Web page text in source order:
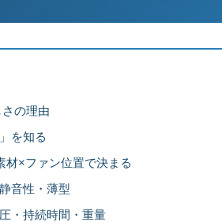
の理由
を知る
×ファン位置で決まる
音性・薄型
・持続時間・重量